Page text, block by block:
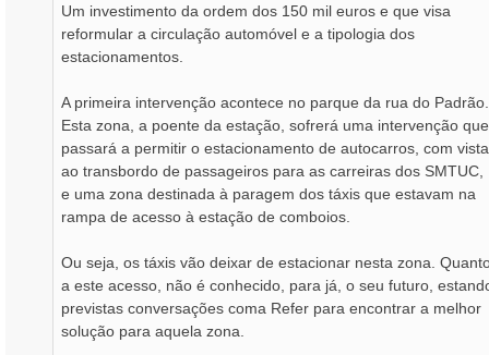
Um investimento da ordem dos 150 mil euros e que visa
reformular a circulação automóvel e a tipologia dos
estacionamentos.
A primeira intervenção acontece no parque da rua do Padrão.
Esta zona, a poente da estação, sofrerá uma intervenção que
passará a permitir o estacionamento de autocarros, com vista
ao transbordo de passageiros para as carreiras dos SMTUC,
e uma zona destinada à paragem dos táxis que estavam na
rampa de acesso à estação de comboios.
Ou seja, os táxis vão deixar de estacionar nesta zona.
a este acesso, não é conhecido, para já, o seu futuro,
previstas conversações coma Refer para encontrar a melhor
solução para aquela zona.